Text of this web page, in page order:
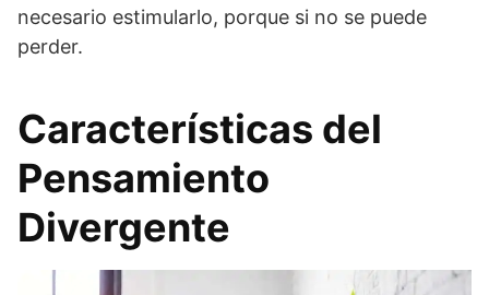
necesario estimularlo, porque si no se puede
perder.
Características del
Pensamiento
Divergente